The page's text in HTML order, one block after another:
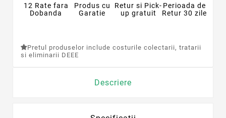
12 Rate fara
Dobanda
Produs cu
Garatie
Retur si Pick-
up gratuit
Perioada de
Retur 30 zile
Pretul produselor include costurile colectarii, tratarii
si eliminarii DEEE
Descriere